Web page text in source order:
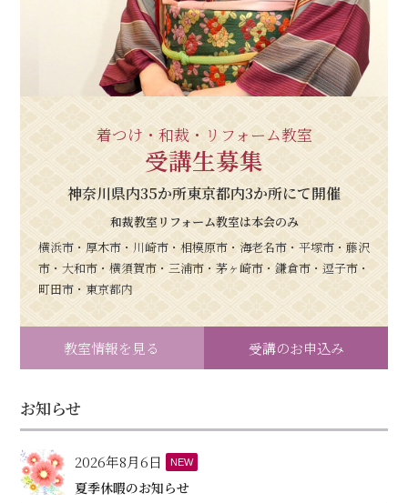
着つけ・和裁・リフォーム教室
受講生募集
神奈川県内35か所東京都内3か所にて開催
和裁教室リフォーム教室は本会のみ
横浜市・厚木市・川崎市・相模原市・海老名市・平塚市・藤沢
市・大和市・横須賀市・三浦市・茅ヶ崎市・鎌倉市・逗子市・
町田市・東京都内
教室情報を見る 受講のお申込み
お知らせ
2026年8月6日 NEW
夏季休暇のお知らせ